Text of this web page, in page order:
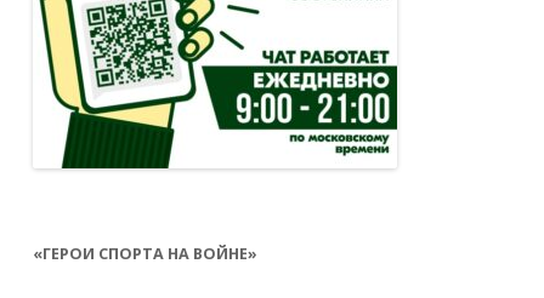
«ГЕРОИ СПОРТА НА ВОЙНЕ»